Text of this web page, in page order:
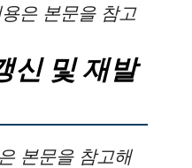
은 본문을 참고
신 및 재발
본문을 참고해